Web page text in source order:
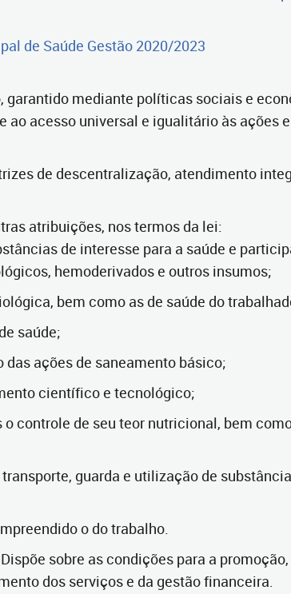
de Saúde Gestão 2020/2023
garantido mediante políticas sociais e
ao acesso universal e igualitário às ações e
de descentralização, atendimento
atribuições, nos termos da lei:
de interesse para a saúde e
hemoderivados e outros insumos;
bem como as de saúde do
saúde;
ações de saneamento básico;
científico e tecnológico;
controle de seu teor nutricional, bem
guarda e utilização de
o do trabalho.
sobre as condições para a promoção,
dos serviços e da gestão financeira.